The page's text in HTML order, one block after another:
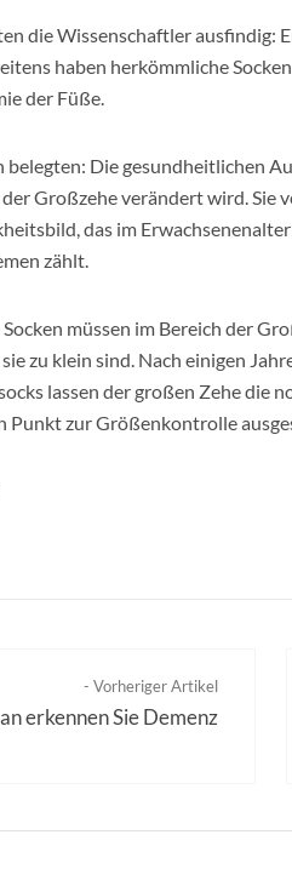
die Wissenschaftler ausfindig:
haben herkömmliche
der Füße.
belegten: Die gesundheitlichen
Großzehe verändert wird. Sie
das im
zählt.
müssen im Bereich der
zu klein sind. Nach einigen
lassen der großen Zehe die
Punkt zur Größenkontrolle
- Vorheriger Artikel
erkennen Sie Demenz